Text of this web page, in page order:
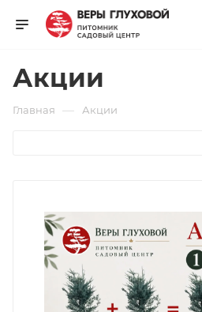
Акции
Главная — Акции